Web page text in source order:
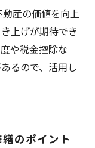
産の価値を向上
上げが期待でき
や税金控除な
るので、活用し
のポイント